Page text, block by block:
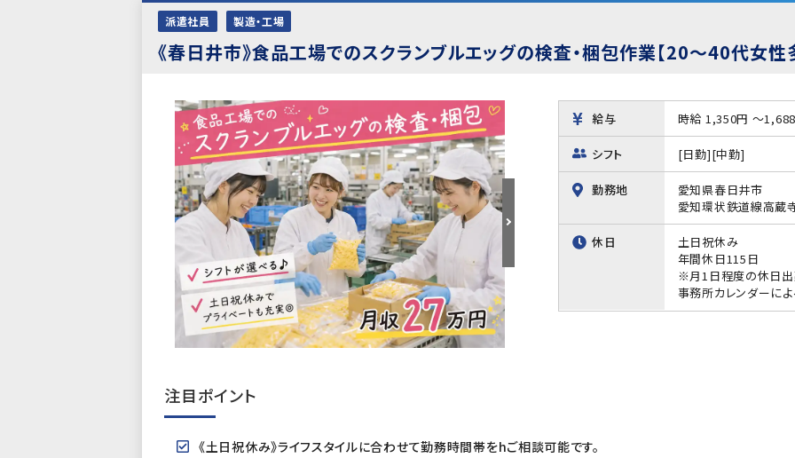
派遣社員 製造・工場
《春日井市》食品工場でのスクランブルエッグの検査・梱包作業【20～40代女
給与 時給 1,350円 ～
シフト [日勤][中勤]
勤務地
愛知県春日井市
愛知環状鉄道線高蔵
休日
土日祝休み
年間休日115日
※月1日程度の休日出
事務所カレンダーに
注目ポイント
《土日祝休み》ライフスタイルに合わせて勤務時間帯をhご相談可能です。